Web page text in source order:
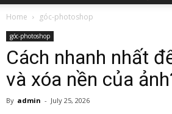
Home góc-photoshop
góc-photoshop
Cách nhanh nhất
và xóa nền của
By admin - July 25, 2026